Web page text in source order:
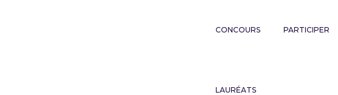
CONCOURS PARTICIPER
LAURÉATS